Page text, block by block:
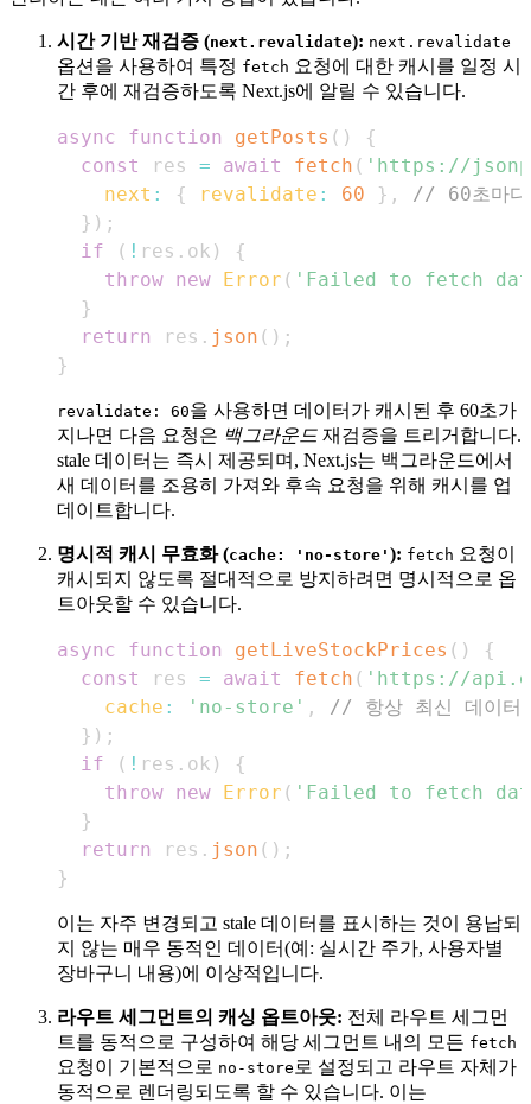
시간 기반 재검증 (next.revalidate): next.revalidate
옵션을 사용하여 특정 fetch 요청에 대한 캐시를 일정 시
간 후에 재검증하도록 Next.js에 알릴 수 있습니다.
async function getPosts ( )
{
const
res = await fetch ( 'https://
next : { revalidate : 60 } ,
// 60초마다
} ) ;
if
( ! res . ok )
{
throw new Error ( 'Failed to fetch
}
return
res . json ( ) ;
}
revalidate: 60을 사용하면 데이터가 캐시된 후 60초가
지나면 다음 요청은 백그라운드 재검증을 트리거합니다.
stale 데이터는 즉시 제공되며, Next.js는 백그라운드에서
새 데이터를 조용히 가져와 후속 요청을 위해 캐시를 업
데이트합니다.
명시적 캐시 무효화 (cache: 'no-store' ): fetch 요청이
캐시되지 않도록 절대적으로 방지하려면 명시적으로 옵
트아웃할 수 있습니다.
async function getLiveStockPrices ( )
{
const
res = await fetch ( 'https://
cache : 'no-store' ,
// 항상 최신 데이터
} ) ;
if
( ! res . ok )
{
throw new Error ( 'Failed to fetch
}
return
res . json ( ) ;
}
이는 자주 변경되고 stale 데이터를 표시하는 것이 용납되
지 않는 매우 동적인 데이터(예: 실시간 주가, 사용자별
장바구니 내용)에 이상적입니다.
라우트 세그먼트의 캐싱 옵트아웃: 전체 라우트 세그먼
트를 동적으로 구성하여 해당 세그먼트 내의 모든 fetch
요청이 기본적으로 no-store 로 설정되고 라우트 자체가
동적으로 렌더링되도록 할 수 있습니다. 이는